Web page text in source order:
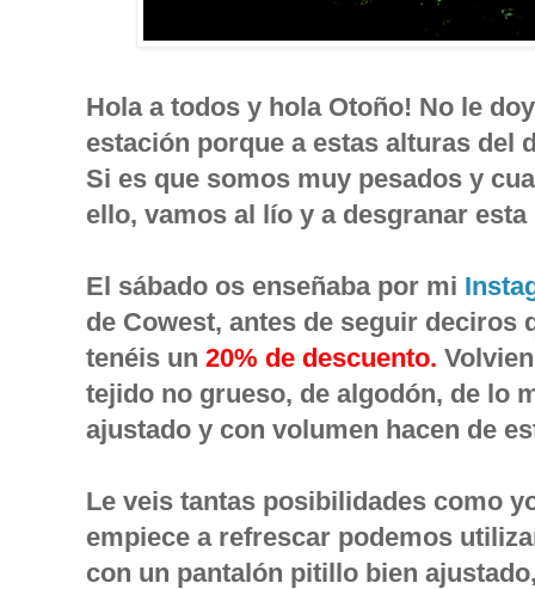
Hola a todos y hola Otoño! No le
estación porque a estas alturas del
Si es que somos muy pesados y
ello, vamos al lío y a desgranar
El sábado os enseñaba por mi
de Cowest, antes de seguir deciros
tenéis un 20% de descuento.
tejido no grueso, de algodón, de lo
ajustado y con volumen hacen de
Le veis tantas posibilidades como
empiece a refrescar podemos
con un pantalón pitillo bien